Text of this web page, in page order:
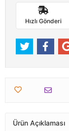
Hızlı Gönderi
Ürün Açıklaması